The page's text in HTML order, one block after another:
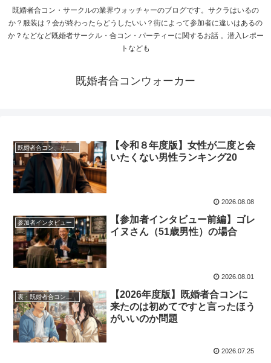
既婚者合コン・サークルの業界ウォッチャーのブログです。サクラはいるの
か？服装は？会が終わったらどうしたいい？街によって参加者に違いはあるの
か？などなど既婚者サークル・合コン・パーティーに関するお話 。潜入レポー
トなども
既婚者合コンウォーカー
既婚者合コン、サークル、パーティーについて
【令和８年度版】女性が二度と会
いたくない男性ランキング20
2026.08.08
参加者インタビュー
【参加者インタビュー前編】ゴレ
イヌさん（51歳男性）の場合
2026.08.01
裏・既婚者合コンの歩き方
【2026年度版】既婚者合コンに
来たのは初めてですと言ったほう
がいいのか問題
2026.07.25